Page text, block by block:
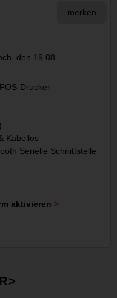
merken
den 19.08
Drucker
Kabellos
Serielle Schnittstelle
aktivieren